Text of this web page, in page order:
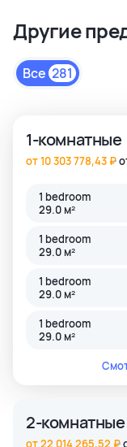
коммерческих
высокого
премиального и
застройки как
Другие
Все 281
1-комнатные
от 10 303 778,43 ₽
1 bedroom
29.0 м²
1 bedroom
29.0 м²
1 bedroom
29.0 м²
1 bedroom
29.0 м²
2-комнатные
от 22 014 265,52 ₽